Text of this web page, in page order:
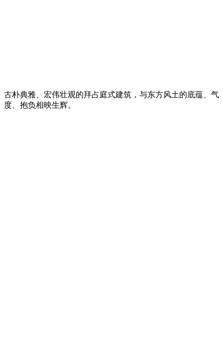
古朴典雅、宏伟壮观的拜占庭式建筑，与东方风土的底蕴、气
度、抱负相映生辉。